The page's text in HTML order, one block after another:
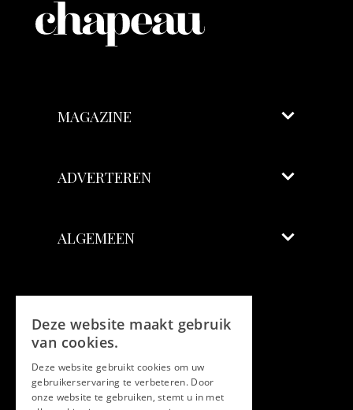
MAGAZINE
ADVERTEREN
ALGEMEEN
Facebook
Twitter
Deze website maakt gebruik
van cookies.
Deze website gebruikt cookies om uw
gebruikerservaring te verbeteren. Door
onze website te gebruiken, stemt u in met